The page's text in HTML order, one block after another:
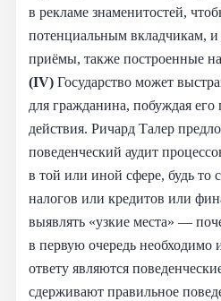
в рекламе знаменитостей,
потенциальным вкладчикам, и
приёмы, также построенные
(IV) Государство может
для гражданина, побуждая
действия. Ричард Талер
поведенческий аудит
в той или иной сфере, будь то
налогов или кредитов или
выявлять «узкие места» —
в первую очередь
ответу являются
сдерживают правильное